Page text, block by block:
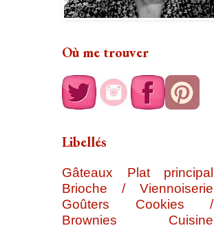
Où me trouver
Libellés
Gâteaux
Plat principal
Brioche / Viennoiserie
Goûters
Cookies /
Brownies
Cuisine